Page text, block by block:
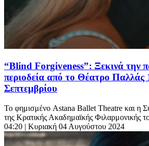
“Blind Forgiveness”: Ξεκινά την
περιοδεία από το Θέατρο
Σεπτεμβρίου
Το φημισμένο Astana Ballet Theatre και η
της Κρατικής Ακαδημαϊκής Φιλαρμονικής
04:20 | Κυριακή 04 Αυγούστου 2024